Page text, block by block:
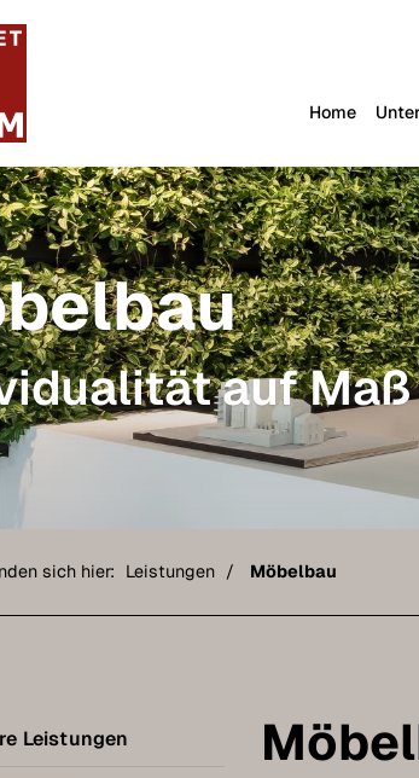
Home
auf Maß
sich hier: Leistungen Möbelbau
Leistungen